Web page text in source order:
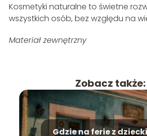
Kosmetyki naturalne to świetne
wszystkich osób, bez względu na
Materiał zewnętrzny
Zobacz także:
Gdzie na ferie z